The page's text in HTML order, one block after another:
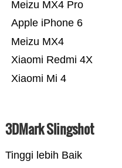
Xiaomi Mi 4
Xiaomi Redmi 4X
Meizu MX4
Apple iPhone 6
Meizu MX4 Pro
3DMark Slingshot
Tinggi lebih Baik